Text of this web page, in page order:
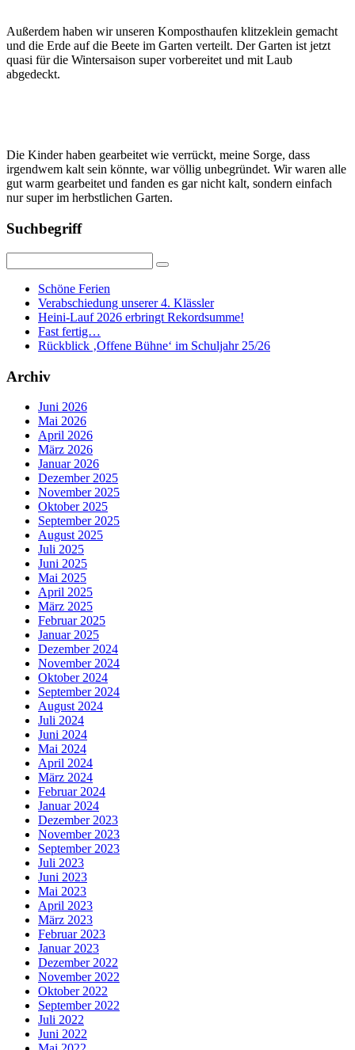
Außerdem haben wir unseren Komposthaufen klitzeklein gemacht
und die Erde auf die Beete im Garten verteilt. Der Garten ist jetzt
quasi für die Wintersaison super vorbereitet und mit Laub
abgedeckt.
Die Kinder haben gearbeitet wie verrückt, meine Sorge, dass
irgendwem kalt sein könnte, war völlig unbegründet. Wir waren alle
gut warm gearbeitet und fanden es gar nicht kalt, sondern einfach
nur super im herbstlichen Garten.
Suchbegriff
Schöne Ferien
Verabschiedung unserer 4. Klässler
Heini-Lauf 2026 erbringt Rekordsumme!
Fast fertig…
Rückblick ‚Offene Bühne‘ im Schuljahr 25/26
Archiv
Juni 2026
Mai 2026
April 2026
März 2026
Januar 2026
Dezember 2025
November 2025
Oktober 2025
September 2025
August 2025
Juli 2025
Juni 2025
Mai 2025
April 2025
März 2025
Februar 2025
Januar 2025
Dezember 2024
November 2024
Oktober 2024
September 2024
August 2024
Juli 2024
Juni 2024
Mai 2024
April 2024
März 2024
Februar 2024
Januar 2024
Dezember 2023
November 2023
September 2023
Juli 2023
Juni 2023
Mai 2023
April 2023
März 2023
Februar 2023
Januar 2023
Dezember 2022
November 2022
Oktober 2022
September 2022
Juli 2022
Juni 2022